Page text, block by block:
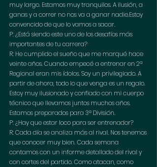
muy largo. Estamos muy tranquilos. A ilusión, a
ganas y a correr no nos va a ganar nadie.Estoy
convencido de que lo vamos a sacar.
P: ¿Está siendo este uno de los desafíos más
importantes de tu carrera?
R: He cumplido el sueño que me marqué hace
veinte años. Cuando empecé a entrenar en 2ª
Regional eran mis ídolos. Soy un privilegiado. A
partir de ahora, todo lo que venga es un regalo.
Estoy muy ilusionado y confiado con mi cuerpo
técnico que llevamos juntos muchos años.
Estamos preparados para 3ª División.
P: ¿Hay que estar loco para ser entrenador?
R: Cada día se analiza más al rival. Nos tenemos
que conocer muy bien. Cada semana
contamos con un informe detallado del rival y
con cortes del partido. Como atacan, como